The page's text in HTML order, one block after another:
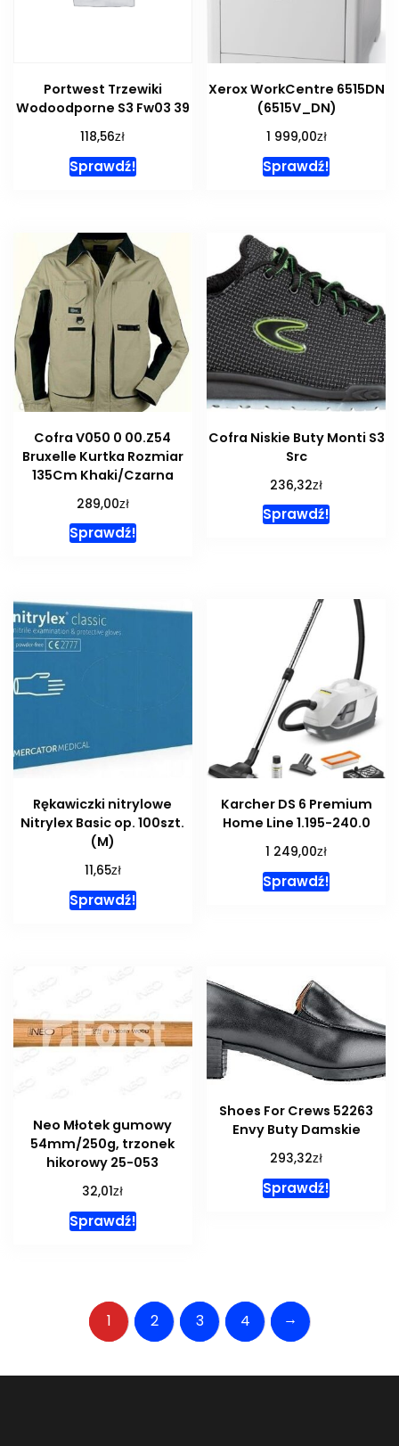
Portwest Trzewiki
Wodoodporne S3 Fw03 39
118,56zł
Sprawdź!
Xerox WorkCentre 6515DN
(6515V_DN)
1 999,00zł
Sprawdź!
Cofra V050 0 00.Z54
Bruxelle Kurtka Rozmiar
135Cm Khaki/Czarna
289,00zł
Sprawdź!
Cofra Niskie Buty Monti S3
Src
236,32zł
Sprawdź!
Rękawiczki nitrylowe
Nitrylex Basic op. 100szt.
(M)
11,65zł
Sprawdź!
Karcher DS 6 Premium
Home Line 1.195-240.0
1 249,00zł
Sprawdź!
Neo Młotek gumowy
54mm/250g, trzonek
hikorowy 25-053
32,01zł
Sprawdź!
Shoes For Crews 52263
Envy Buty Damskie
293,32zł
Sprawdź!
1 2 3 4 →